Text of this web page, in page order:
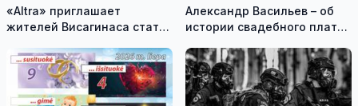
«Altra» приглашает
жителей Висагинаса стать
обновлённой стелы
Александр Васильев – об
истории свадебного платья
истории моды (видео)